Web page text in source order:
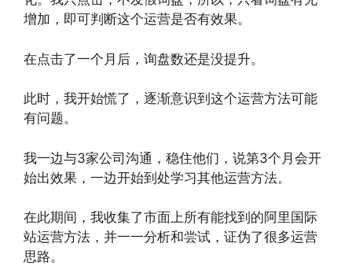
增加，即可判断这个运营是否有效果。
在点击了一个月后，询盘数还是没提升。
此时，我开始慌了，逐渐意识到这个运营方法可能
有问题。
我一边与3家公司沟通，稳住他们，说第3个月会开
始出效果，一边开始到处学习其他运营方法。
在此期间，我收集了市面上所有能找到的阿里国际
站运营方法，并一一分析和尝试，证伪了很多运营
思路。